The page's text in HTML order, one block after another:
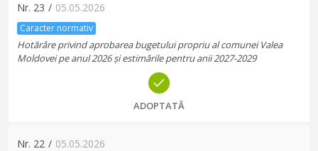
Nr. 23 / 05.05.2026
Caracter normativ
Hotărâre privind aprobarea bugetului propriu al comunei Valea
Moldovei pe anul 2026 și estimările pentru anii 2027-2029
ADOPTATĂ
Nr. 22 / 05.05.2026